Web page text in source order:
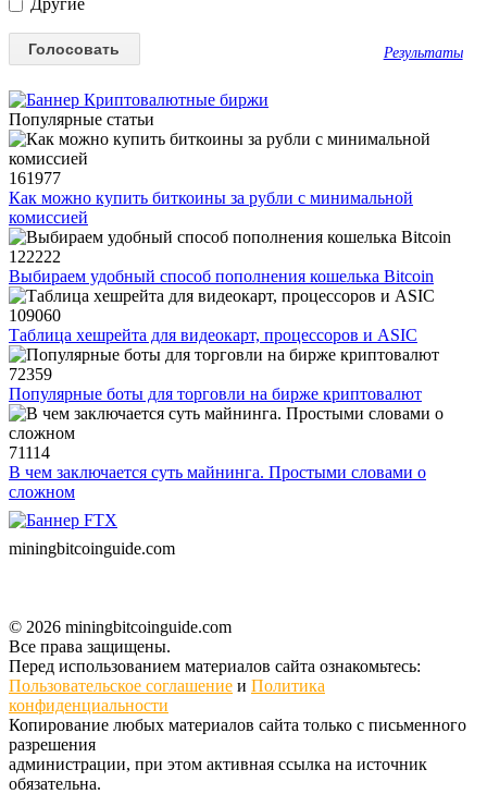
Результаты
Популярные статьи
161977
Как можно купить биткоины за рубли с минимальной
комиссией
122222
Выбираем удобный способ пополнения кошелька Bitcoin
109060
Таблица хешрейта для видеокарт, процессоров и ASIC
72359
Популярные боты для торговли на бирже криптовалют
71114
В чем заключается суть майнинга. Простыми словами о
сложном
miningbitcoinguide.com
© 2026 miningbitcoinguide.com
Все права защищены.
Перед использованием материалов сайта ознакомьтесь:
Пользовательское соглашение и Политика
конфиденциальности
Копирование любых материалов сайта только с письменного
разрешения
администрации, при этом активная ссылка на источник
обязательна.